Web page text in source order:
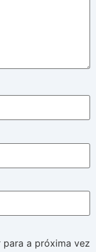
para a próxima vez